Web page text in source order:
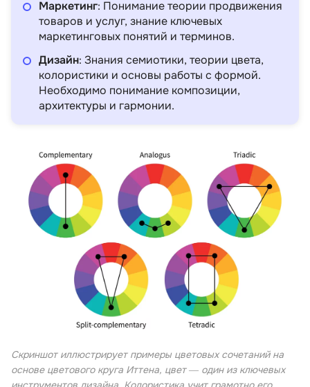
Маркетинг: Понимание теории продвижения
товаров и услуг, знание ключевых
маркетинговых понятий и терминов.
Дизайн: Знания семиотики, теории цвета,
колористики и основы работы с формой.
Необходимо понимание композиции,
архитектуры и гармонии.
Скриншот иллюстрирует примеры цветовых сочетаний на
основе цветового круга Иттена, цвет ― один из ключевых
Bang Bang Education 4 отзыва
Цена 5 029 700 Подробнее